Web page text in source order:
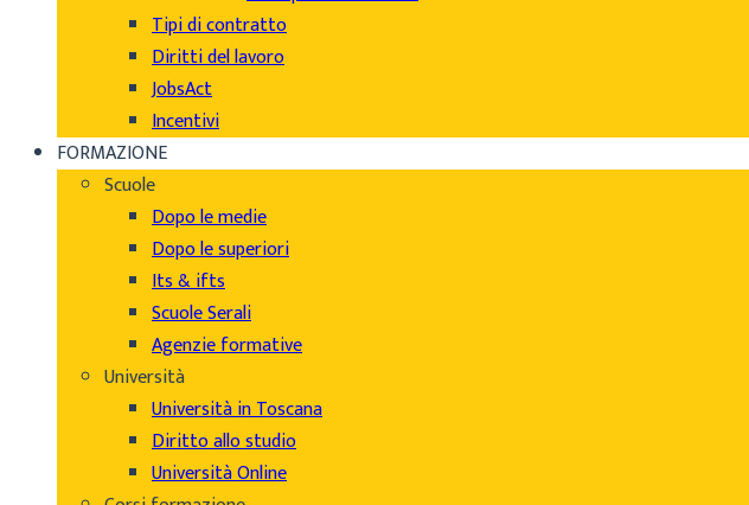
Tipi di contratto
Diritti del lavoro
JobsAct
Incentivi
FORMAZIONE
Scuole
Dopo le medie
Dopo le superiori
Its & ifts
Scuole Serali
Agenzie formative
Università
Università in Toscana
Diritto allo studio
Università Online